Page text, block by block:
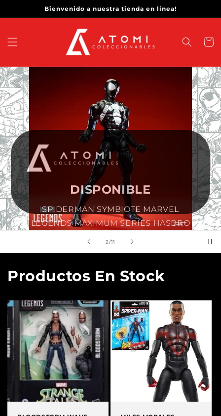
directamente
al contenido
Bienvenido a nuestra tienda en línea!
Carrito
DISPONIBLE
SPIDERMAN SYMBIOTE MARVEL
LEGENDS MAXIMUM SERIES HASBRO
2/de
11
Productos En Stock